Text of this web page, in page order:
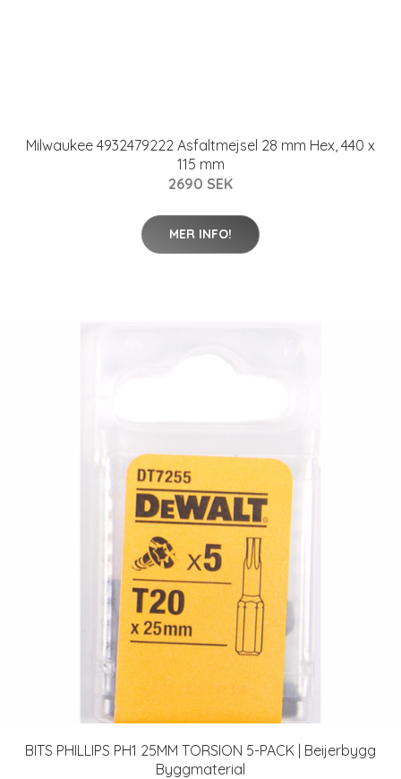
Milwaukee 4932479222 Asfaltmejsel 28 mm Hex, 440 x
115 mm
2690 SEK
MER INFO!
BITS PHILLIPS PH1 25MM TORSION 5-PACK | Beijerbygg
Byggmaterial